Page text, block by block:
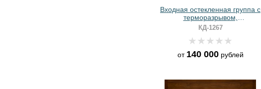
Входная остекленная группа с
терморазрывом,
металлобагетом, карнизом и
покраской «графит»
КД-1267
от 140 000рублей